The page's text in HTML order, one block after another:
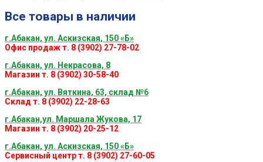
Все товары в наличии
г.Абакан, ул. Аскизская, 150 «Б»
Офис продаж т. 8 (3902) 27-78-02
г.Абакан, ул. Некрасова, 8
Магазин т. 8 (3902) 30-58-40
г.Абакан, ул. Вяткина, 63, склад №6
Склад т. 8 (3902) 22-28-63
г.Абакан,ул. Маршала Жукова, 17
Магазин т. 8 (3902) 20-25-12
г.Абакан, ул. Аскизская, 150 «Б»
Сервисный центр т. 8 (3902) 27-60-05